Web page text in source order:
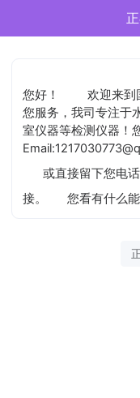
您好！
欢迎来到
您服务，我司专注于
室仪器等检测仪器！
或直接留下您电
接。
您看有什么